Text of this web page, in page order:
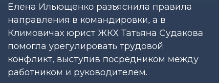
Елена Ильющенко разъяснила правила
направления в командировки, а в
Климовичах юрист ЖКХ Татьяна Судакова
помогла урегулировать трудовой
конфликт, выступив посредником между
работником и руководителем.